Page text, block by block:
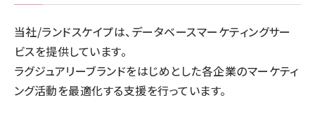
当社/ランドスケイプは、データベースマーケティングサー
ビスを提供しています。
ラグジュアリーブランドをはじめとした各企業のマーケティ
ング活動を最適化する支援を行っています。